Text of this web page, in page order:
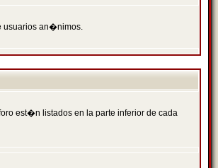
usuarios an�nimos.
est�n listados en la parte inferior de cada